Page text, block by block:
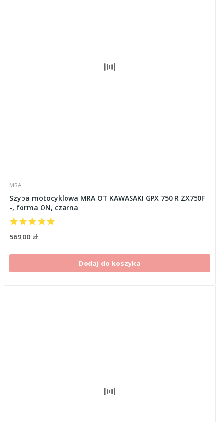
MRA
Szyba motocyklowa MRA OT KAWASAKI GPX 750 R ZX750F
-, forma ON, czarna
569,00 zł
Dodaj do koszyka